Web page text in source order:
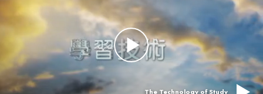
The Technology of Study